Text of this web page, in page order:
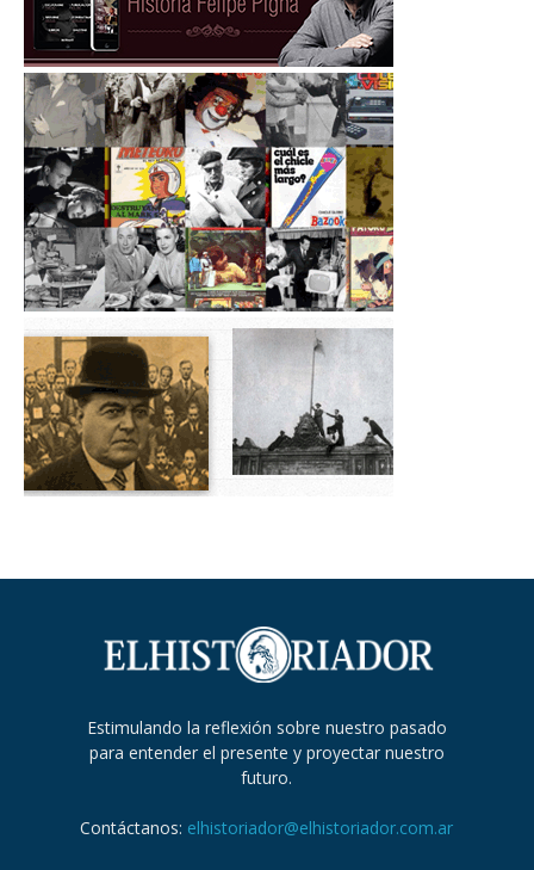
Estimulando la reflexión sobre nuestro pasado
para entender el presente y proyectar nuestro
futuro.
Contáctanos: elhistoriador@elhistoriador.com.ar